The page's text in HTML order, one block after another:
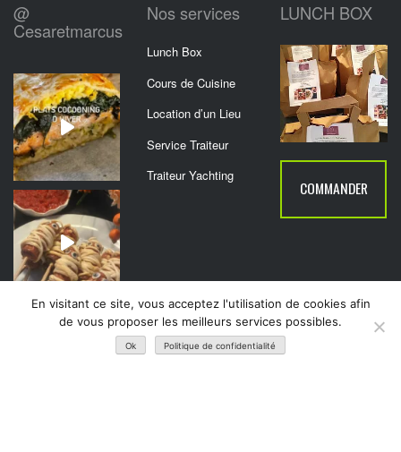
@
Cesaretmarcus
Nos services
Lunch Box
Cours de Cuisine
Location d’un Lieu
Service Traiteur
Traiteur Yachting
LUNCH BOX
COMMANDER
En visitant ce site, vous acceptez l'utilisation de cookies afin
de vous proposer les meilleurs services possibles.
Ok Politique de confidentialité